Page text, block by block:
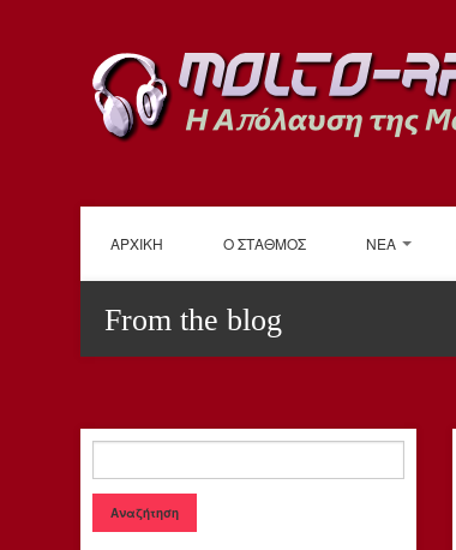
ΑΡΧΙΚΗ Ο ΣΤΑΘΜΟΣ ΝΕΑ
From the blog